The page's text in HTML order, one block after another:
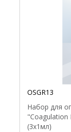
OSGR13
Набор для
"Coagulation
(3х1мл)